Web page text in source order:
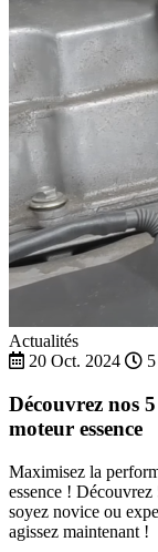
Actualités
20 Oct. 2024
Découvrez nos
moteur essence
Maximisez la
essence ! Découvrez
soyez novice ou
agissez maintenant !